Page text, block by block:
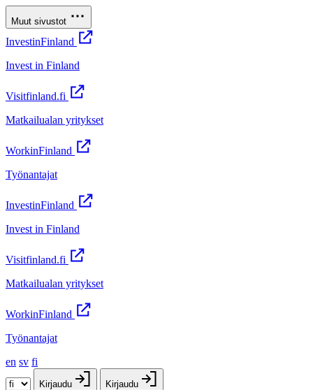
Muut sivustot
InvestinFinland
Invest in Finland
Visitfinland.fi
Matkailualan yritykset
WorkinFinland
Työnantajat
InvestinFinland
Invest in Finland
Visitfinland.fi
Matkailualan yritykset
WorkinFinland
Työnantajat
en sv fi
Kirjaudu Kirjaudu